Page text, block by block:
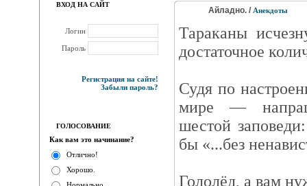
ВХОД НА САЙТ
Логин
Пароль
Регистрация на сайте!
Забыли пароль?
ГОЛОСОВАНИЕ
Как вам это начинание?
Отлично!
Хорошо.
Айладно. / Анекдоты
Тараканы
достаточное
Судя по
мире —
шестой
бы «...без
Гололёд, а вам